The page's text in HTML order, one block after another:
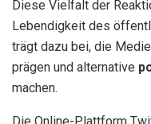
Diese Vielfalt der
Lebendigkeit des
trägt dazu bei, die
prägen und alternative
machen.